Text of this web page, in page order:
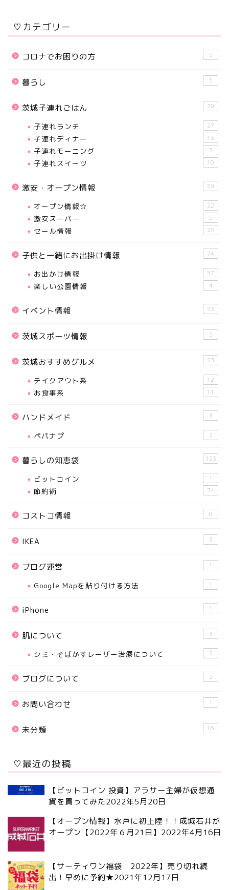
♡カテゴリー
コロナでお困りの方 5
暮らし 5
茨城子連れごはん 79
子連れランチ 27
子連れディナー 13
子連れモーニング 3
子連れスイーツ 10
激安・オープン情報 59
オープン情報☆ 22
激安スーパー 5
セール情報 28
子供と一緒にお出掛け情報 74
お出かけ情報 57
楽しい公園情報 4
イベント情報 53
茨城スポーツ情報 5
茨城おすすめグルメ 23
テイクアウト系 12
お食事系 11
ハンドメイド 3
ペパナプ 2
暮らしの知恵袋 123
ビットコイン 1
節約術 74
コストコ情報 6
IKEA 3
ブログ運営 1
Google Mapを貼り付ける方法 1
iPhone 1
肌について 3
シミ・そばかすレーザー治療について 2
ブログについて 2
お問い合わせ 1
未分類 16
♡最近の投稿
【ビットコイン 投資】アラサー主婦が仮想通
貨を買ってみた2022年5月20日
【オープン情報】水戸に初上陸！！成城石井が
オープン【2022年６月21日】 2022年4月16日
【サーティワン福袋 2022年】売り切れ続
出！早めに予約★2021年12月17日